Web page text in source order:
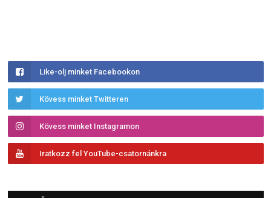
Like-olj minket Facebookon
Kövess minket Twitteren
Kövess minket Instagramon
Iratkozz fel YouTube-csatornánkra